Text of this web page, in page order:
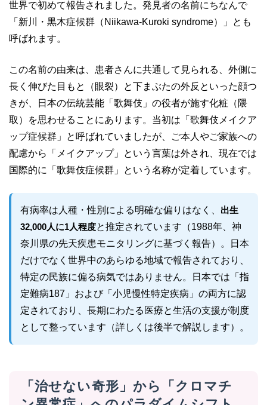
世界で初めて報告されました。発見者の名前にちなんで
「新川・黒木症候群（Niikawa-Kuroki syndrome）」とも
呼ばれます。
この名前の由来は、患者さんに共通して見られる、外側に
長く伸びた目もと（眼裂）と下まぶたの外反といった顔つ
きが、日本の伝統芸能「歌舞伎」の役者が施す化粧（隈
取）を思わせることにあります。当初は「歌舞伎メイクア
ップ症候群」と呼ばれていましたが、ご本人やご家族への
配慮から「メイクアップ」という言葉は外され、現在では
国際的に「歌舞伎症候群」という名称が定着しています。
有病率は人種・性別による明確な偏りはなく、 出生
32,000人に1人程度と推定されています（1988年、神
奈川県の先天疾患モニタリングに基づく報告）。日本
だけでなく世界中のあらゆる地域で報告されており、
特定の民族に偏る病気ではありません。日本では「指
定難病187」および「小児慢性特定疾病」の両方に認
定されており、長期にわたる医療と生活の支援が制度
として整っています（詳しくは後半で解説します）。
「治せない奇形」から「クロマチ